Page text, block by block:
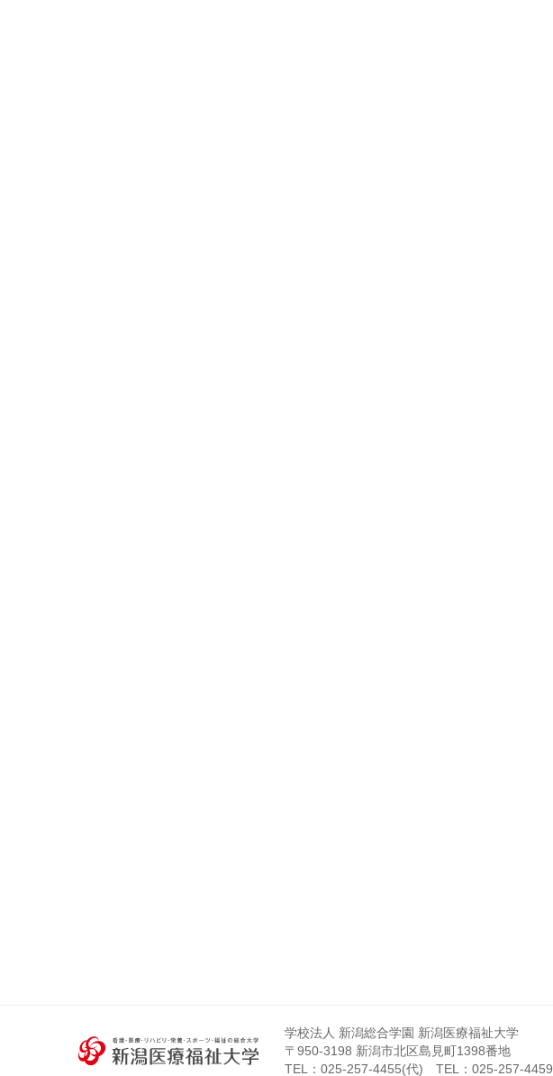
学校法人 新潟総合学園 新潟医療福祉大学
〒950-3198 新潟市北区島見町1398番地
TEL： 025-257-4455(代) TEL： 025-257-4459